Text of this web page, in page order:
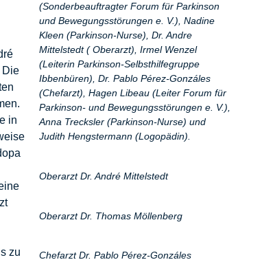
Die
in
zu
(Sonderbeauftragter Forum für Parkinson
und Bewegungsstörungen e. V.), Nadine
Kleen (Parkinson-Nurse), Dr. Andre
Mittelstedt ( Oberarzt), Irmel Wenzel
(Leiterin Parkinson-Selbsthilfegruppe
Ibbenbüren), Dr. Pablo Pérez-Gonzáles
(Chefarzt), Hagen Libeau (Leiter Forum für
Parkinson- und Bewegungsstörungen e. V.),
Anna Trecksler (Parkinson-Nurse) und
Judith Hengstermann (Logopädin).
Oberarzt Dr. André Mittelstedt
Oberarzt Dr. Thomas Möllenberg
Chefarzt Dr. Pablo Pérez-Gonzáles